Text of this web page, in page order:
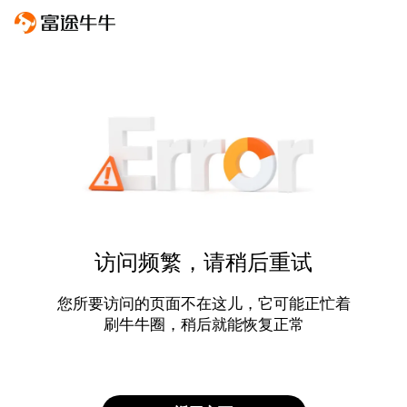
访问频繁，请稍后重试
您所要访问的页面不在这儿，它可能正忙着
刷牛牛圈，稍后就能恢复正常